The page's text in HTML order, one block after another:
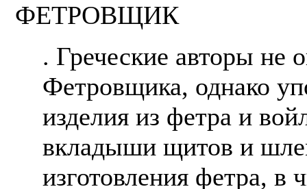
ФЕТРОВЩИК
. Греческие авторы не
Фетровщика, однако
изделия из фетра и
вкладыши щитов и
изготовления фетра, в